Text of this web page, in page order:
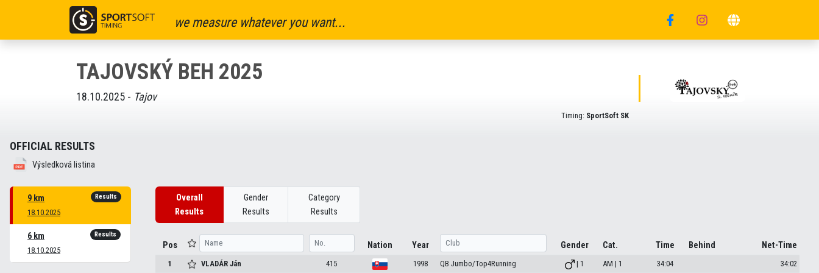
we measure whatever you want...
TAJOVSKÝ BEH 2025
18.10.2025 - Tajov
Timing: SportSoft SK
OFFICIAL RESULTS
Výsledková listina
9 km
18.10.2025
Results
6 km
18.10.2025
Results
Overall
Results
Gender
Results
Category
Results
Pos Nation Year Gender Cat. Time Behind Net-Time
1 VLADÁRJán 415 1998 QB Jumbo/Top4Running | 1 AM | 1 34:04 34:02